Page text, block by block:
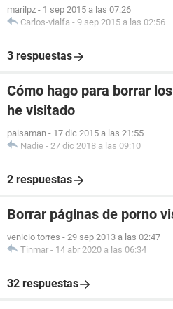
marilpz - 1 sep 2015 a las 07:26
Carlos-vialfa - 9 sep 2015 a las 02:56
3 respuestas
Cómo hago para borrar
he visitado
paisaman - 17 dic 2015 a las 21:55
Nadie - 27 dic 2018 a las 09:10
2 respuestas
Borrar páginas de porno
venicio torres - 29 sep 2013 a las 02:47
Tinmar - 14 abr 2020 a las 06:34
32 respuestas